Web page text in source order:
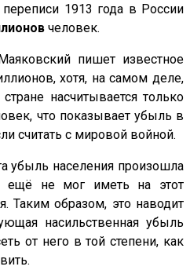
1913 года в России
человек.
пишет известное
хотя, на самом деле,
насчитывается только
что показывает убыль в
считать с мировой войной.
убыль населения произошла
ещё не мог иметь на этот
Таким образом, это наводит
насильственная убыль
от него в той степени, как